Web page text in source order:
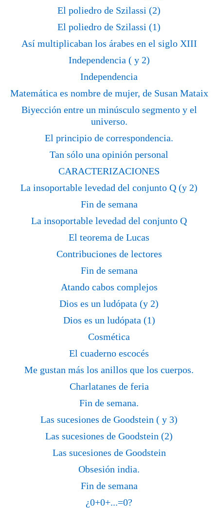
El poliedro de Szilassi (2)
El poliedro de Szilassi (1)
Así multiplicaban los árabes en el siglo XIII
Independencia ( y 2)
Independencia
Matemática es nombre de mujer, de Susan Mataix
Biyección entre un minúsculo segmento y el
universo.
El principio de correspondencia.
Tan sólo una opinión personal
CARACTERIZACIONES
La insoportable levedad del conjunto Q (y 2)
Fin de semana
La insoportable levedad del conjunto Q
El teorema de Lucas
Contribuciones de lectores
Fin de semana
Atando cabos complejos
Dios es un ludópata (y 2)
Dios es un ludópata (1)
Cosmética
El cuaderno escocés
Me gustan más los anillos que los cuerpos.
Charlatanes de feria
Fin de semana.
Las sucesiones de Goodstein ( y 3)
Las sucesiones de Goodstein (2)
Las sucesiones de Goodstein
Obsesión india.
Fin de semana
¿0+0+...=0?